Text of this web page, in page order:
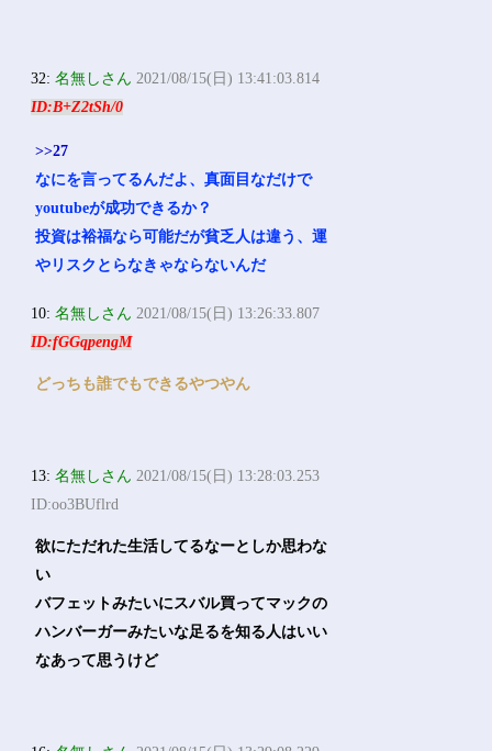
32:名無しさん 2021/08/15(日) 13:41:03.814
ID:B+Z2tSh/0
>>27
なにを言ってるんだよ、真面目なだけで
youtubeが成功できるか？
投資は裕福なら可能だが貧乏人は違う、運
やリスクとらなきゃならないんだ
10:名無しさん 2021/08/15(日) 13:26:33.807
ID:fGGqpengM
どっちも誰でもできるやつやん
13:名無しさん 2021/08/15(日) 13:28:03.253
ID:oo3BUflrd
欲にただれた生活してるなーとしか思わな
い
バフェットみたいにスバル買ってマックの
ハンバーガーみたいな足るを知る人はいい
なあって思うけど